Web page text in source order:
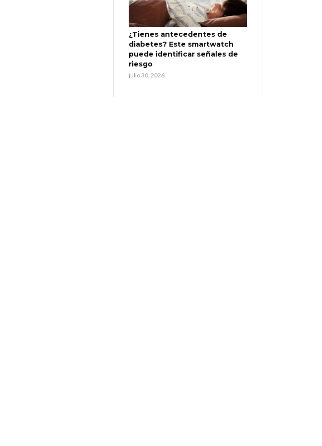
¿Tienes antecedentes de
diabetes? Este smartwatch
puede identificar señales de
riesgo
julio 30, 2026